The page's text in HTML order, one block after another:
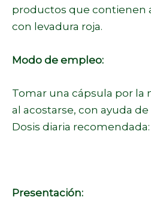
productos que contienen
con levadura roja.
Modo de empleo:
Tomar una cápsula por la
al acostarse, con ayuda de
Dosis diaria recomendada:
Presentación: